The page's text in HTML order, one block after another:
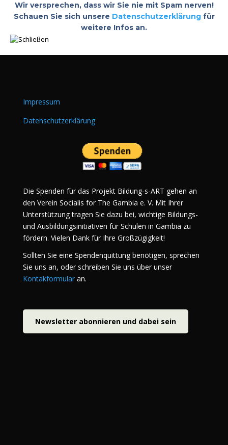
Wir versprechen, dass wir Sie nie mit Spam nerven!
Schauen Sie sich unsere Datenschutzerklärungfür
weitere Infos an.
Impressum
Datenschutzerklärung
Die Spenden für das Projekt Bildung-s-ART gehen an
den Verein Socialis for The Gambia e. V. Mit Ihrer
Unterstützung tragen Sie dazu bei, wichtige Bildungs-
und Ausbildungsinitiativen für Schulen in Gambia zu
fördern. Vielen Dank für Ihre Großzügigkeit!
Sollten Sie eine Spendenquittung benötigen, sprechen
Sie uns an, oder schreiben Sie uns über unser
Kontakformularan.
Newsletter abonnieren und dabei sein